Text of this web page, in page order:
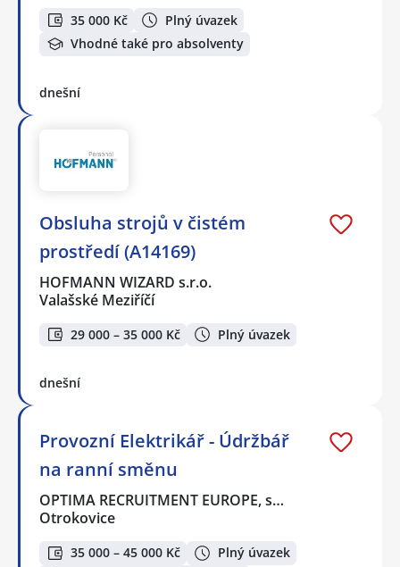
35 000 Kč
Plný úvazek
Vhodné také pro absolventy
dnešní
Obsluha strojů v čistém
prostředí (A14169)
HOFMANN WIZARD s.r.o.
Valašské Meziříčí
29 000 – 35 000 Kč Plný úvazek
dnešní
Provozní Elektrikář - Údržbář
na ranní směnu
OPTIMA RECRUITMENT EUROPE, s…
Otrokovice
35 000 – 45 000 Kč
Plný úvazek